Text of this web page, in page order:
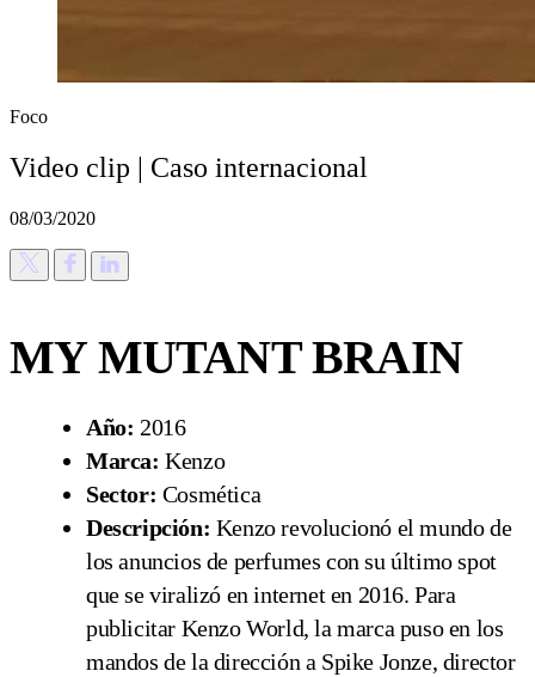
Foco
Video clip | Caso internacional
08/03/2020
MY MUTANT BRAIN
Año: 2016
Marca: Kenzo
Sector: Cosmética
Descripción: Kenzo revolucionó el mundo de
los anuncios de perfumes con su último spot
que se viralizó en internet en 2016. Para
publicitar Kenzo World, la marca puso en los
mandos de la dirección a Spike Jonze, director